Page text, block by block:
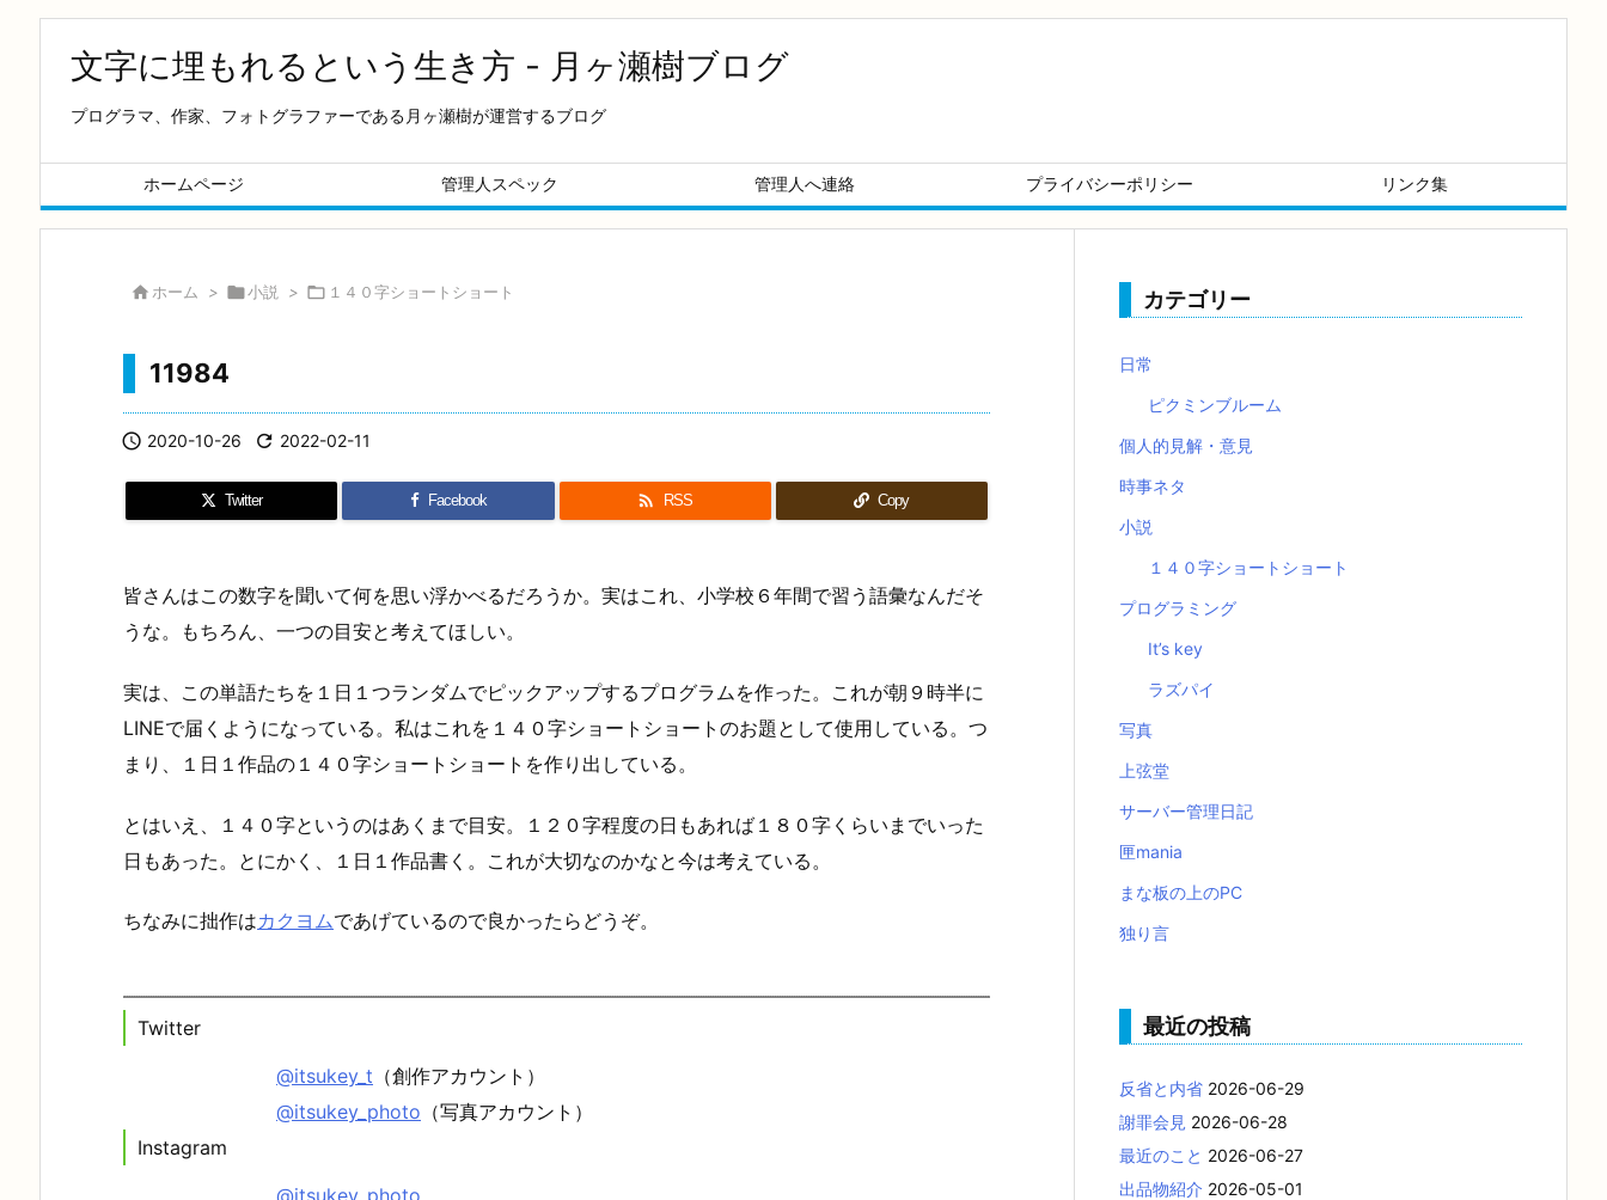
文字に埋もれるという生き方 - 月ヶ瀬樹ブログ
プログラマ、作家、フォトグラファーである月ヶ瀬樹が運営するブログ
ホームページ 管理人スペック 管理人へ連絡 プライバシーポリシー リンク集
 ホーム > 小説 >  １４０字ショートショート
11984
 2020-10-26  2022-02-11
Twitter Facebook  RSS Copy
皆さんはこの数字を聞いて何を思い浮かべるだろうか。実はこれ、小学校６年間で習う語彙なんだそ
うな。もちろん、一つの目安と考えてほしい。
実は、この単語たちを１日１つランダムでピックアップするプログラムを作った。これが朝９時半に
LINEで届くようになっている。私はこれを１４０字ショートショートのお題として使用している。つ
まり、１日１作品の１４０字ショートショートを作り出している。
とはいえ、１４０字というのはあくまで目安。１２０字程度の日もあれば１８０字くらいまでいった
日もあった。とにかく、１日１作品書く。これが大切なのかなと今は考えている。
ちなみに拙作はカクヨムであげているので良かったらどうぞ。
Twitter
@itsukey_t （創作アカウント）
@itsukey_photo （写真アカウント）
Instagram
カテゴリー
日常
ピクミンブルーム
個人的見解・意見
時事ネタ
小説
１４０字ショートショート
プログラミング
It’s key
ラズパイ
写真
上弦堂
サーバー管理日記
匣mania
まな板の上のPC
独り言
最近の投稿
反省と内省 2026-06-29
謝罪会見 2026-06-28
最近のこと 2026-06-27
出品物紹介 2026-05-01